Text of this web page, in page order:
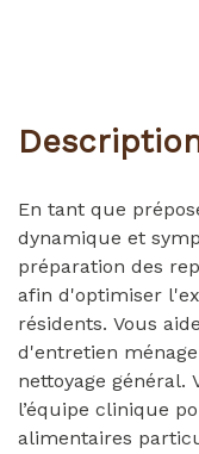
En tant que
dynamique et
préparation des
afin d'optimiser
résidents. Vous
d'entretien
nettoyage général.
l’équipe clinique
alimentaires